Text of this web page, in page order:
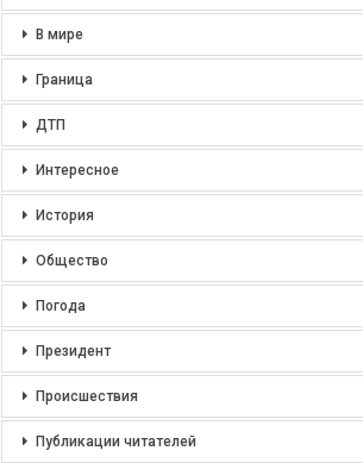
В мире
Граница
ДТП
Интересное
История
Общество
Погода
Президент
Происшествия
Публикации читателей